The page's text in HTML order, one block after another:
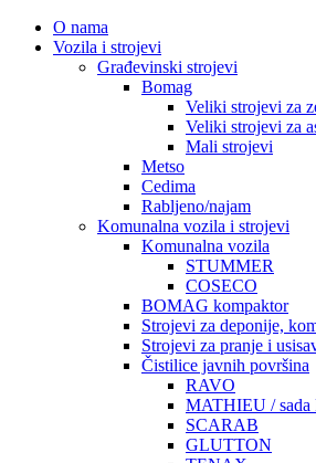
O nama
Vozila i strojevi
Građevinski strojevi
Bomag
Veliki strojevi za
Veliki strojevi za
Mali strojevi
Metso
Cedima
Rabljeno/najam
Komunalna vozila i strojevi
Komunalna vozila
STUMMER
COSECO
BOMAG kompaktor
Strojevi za deponije,
Strojevi za pranje i
Čistilice javnih površina
RAVO
MATHIEU / sada
SCARAB
GLUTTON